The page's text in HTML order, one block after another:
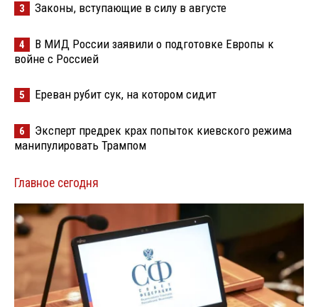
3 Законы, вступающие в силу в августе
4
В МИД России заявили о подготовке Европы к
войне с Россией
5 Ереван рубит сук, на котором сидит
6
Эксперт предрек крах попыток киевского режима
манипулировать Трампом
Главное сегодня